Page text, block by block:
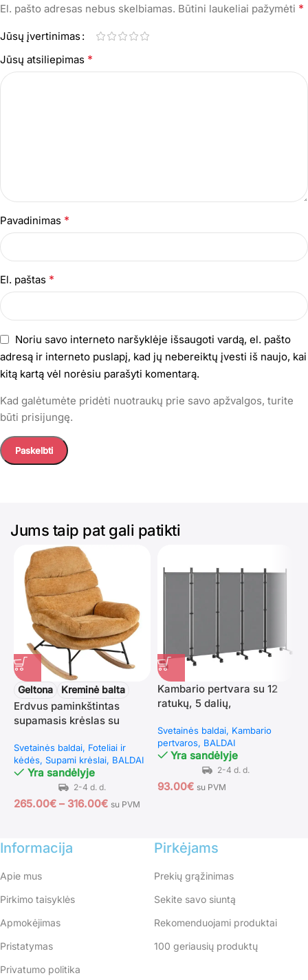
El. pašto adresas nebus skelbiamas. Būtini laukeliai pažymėti *
Jūsų įvertinimas
Jūsų atsiliepimas *
Pavadinimas *
El. paštas *
Noriu savo interneto naršyklėje išsaugoti vardą, el. pašto
adresą ir interneto puslapį, kad jų nebereiktų įvesti iš naujo, kai
kitą kartą vėl norėsiu parašyti komentarą.
Kad galėtumėte pridėti nuotraukų prie savo apžvalgos, turite
būti prisijungę.
Jums taip pat gali patikti
Geltona Kreminė balta
Erdvus paminkštintas
supamasis krėslas su
medinėmis sūpuoklėmis
Svetainės baldai Foteliai ir
kėdės Supami krėslai BALDAI
Yra sandėlyje
265.00€ – 316.00€ su PVM
Kambario pertvara su 12
ratukų, 5 dalių,
Svetainės baldai Kambario
pertvaros BALDAI
Yra sandėlyje
93.00€ su PVM
Informacija
Apie mus
Pirkimo taisyklės
Apmokėjimas
Pristatymas
Privatumo politika
Pirkėjams
Prekių grąžinimas
Sekite savo siuntą
Rekomenduojami produktai
100 geriausių produktų